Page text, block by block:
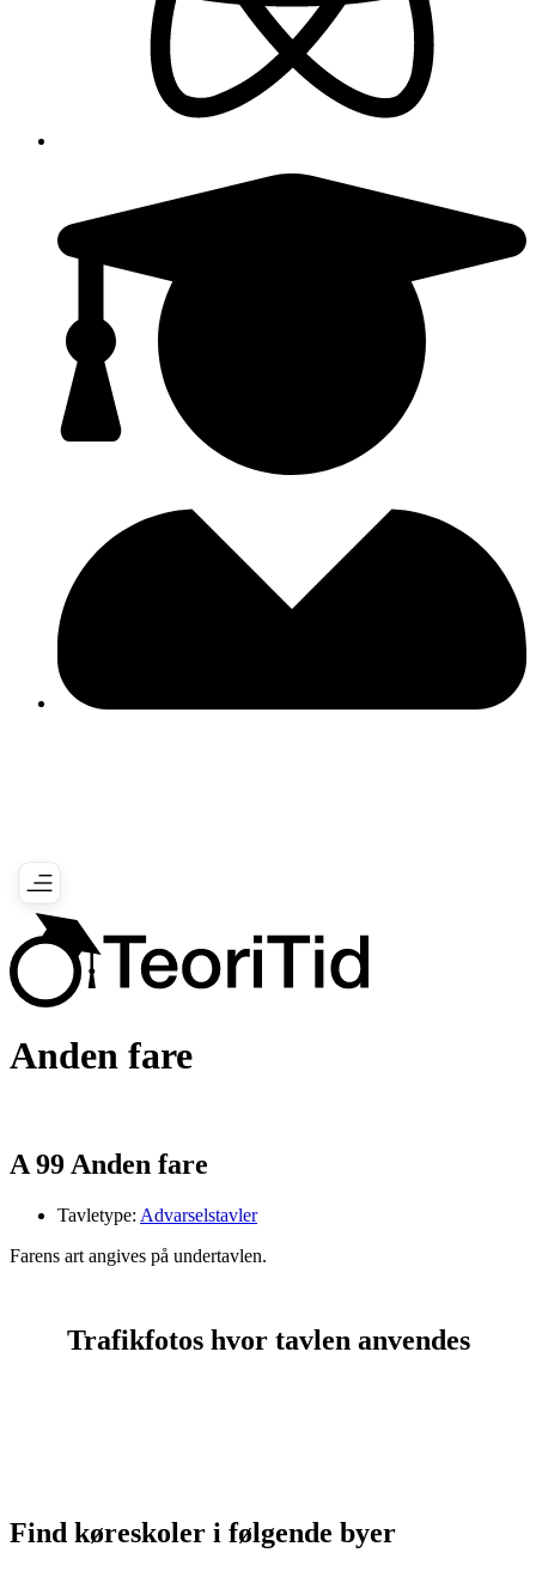
Anden fare
A 99 Anden fare
Tavletype: Advarselstavler
Farens art angives på undertavlen.
Trafikfotos hvor tavlen anvendes
Find køreskoler i følgende byer